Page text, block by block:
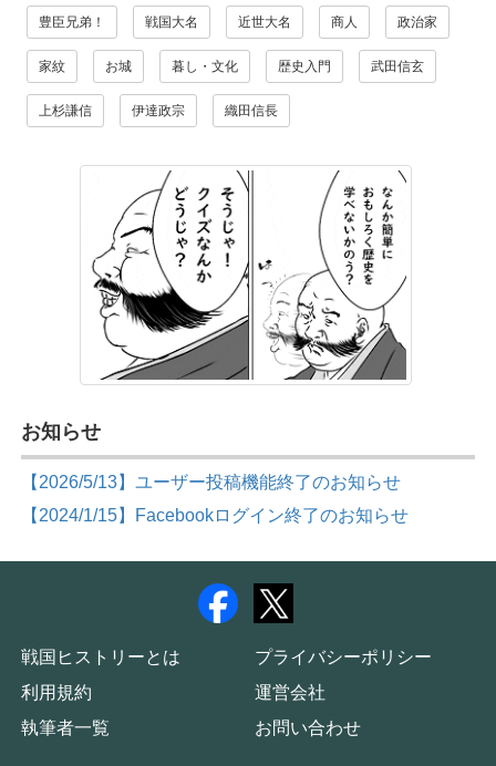
豊臣兄弟！ 戦国大名 近世大名 商人 政治家
家紋 お城 暮し・文化 歴史入門 武田信玄
上杉謙信 伊達政宗 織田信長
お知らせ
【2026/5/13】ユーザー投稿機能終了のお知らせ
【2024/1/15】Facebookログイン終了のお知らせ
戦国ヒストリーとは
プライバシーポリシー
利用規約
運営会社
執筆者一覧
お問い合わせ